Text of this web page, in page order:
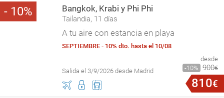
10 Bangkok, Krabi y Phi Phi
Tailandia, 11 días
A tu aire con estancia en playa
SEPTIEMBRE - 10% dto. hasta el 10/08
Salida el 3/9/2026 desde Madrid
desde
10
900€
810€